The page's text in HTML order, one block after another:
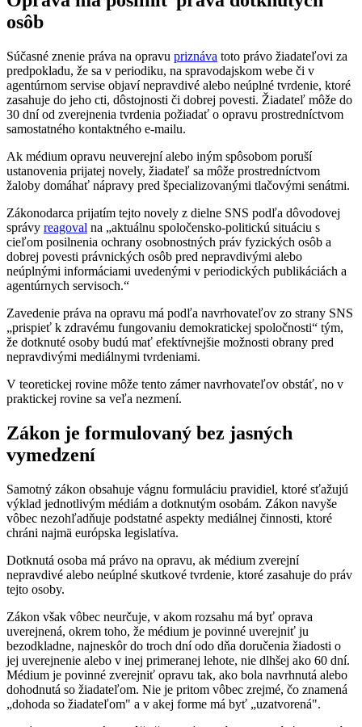
osôb
Súčasné znenie práva na opravu priznáva toto právo žiadateľovi za
predpokladu, že sa v periodiku, na spravodajskom webe či v
agentúrnom servise objaví nepravdivé alebo neúplné tvrdenie, ktoré
zasahuje do jeho cti, dôstojnosti či dobrej povesti. Žiadateľ môže do
30 dní od zverejnenia tvrdenia požiadať o opravu prostredníctvom
samostatného kontaktného e-mailu.
Ak médium opravu neuverejní alebo iným spôsobom poruší
ustanovenia prijatej novely, žiadateľ sa môže prostredníctvom
žaloby domáhať nápravy pred špecializovanými tlačovými senátmi.
Zákonodarca prijatím tejto novely z dielne SNS podľa dôvodovej
správy reagoval na „aktuálnu spoločensko-politickú situáciu s
cieľom posilnenia ochrany osobnostných práv fyzických osôb a
dobrej povesti právnických osôb pred nepravdivými alebo
neúplnými informáciami uvedenými v periodických publikáciách a
agentúrnych servisoch.“
Zavedenie práva na opravu má podľa navrhovateľov zo strany SNS
„prispieť k zdravému fungovaniu demokratickej spoločnosti“ tým,
že dotknuté osoby budú mať efektívnejšie možnosti obrany pred
nepravdivými mediálnymi tvrdeniami.
V teoretickej rovine môže tento zámer navrhovateľov obstáť, no v
praktickej rovine sa veľa nezmení.
Zákon je formulovaný bez jasných
vymedzení
Samotný zákon obsahuje vágnu formuláciu pravidiel, ktoré sťažujú
výklad jednotlivým médiám a dotknutým osobám. Zákon navyše
vôbec nezohľadňuje podstatné aspekty mediálnej činnosti, ktoré
chráni najmä európska legislatíva.
Dotknutá osoba má právo na opravu, ak médium zverejní
nepravdivé alebo neúplné skutkové tvrdenie, ktoré zasahuje do práv
tejto osoby.
Zákon však vôbec neurčuje, v akom rozsahu má byť oprava
uverejnená, okrem toho, že médium je povinné uverejniť ju
bezodkladne, najneskôr do troch dní odo dňa doručenia žiadosti o
jej uverejnenie alebo v inej primeranej lehote, nie dlhšej ako 60 dní.
Médium je povinné zverejniť opravu tak, ako bola navrhnutá alebo
dohodnutá so žiadateľom. Nie je pritom vôbec zrejmé, čo znamená
„dohoda so žiadateľom" a v akej forme má byť „uzatvorená".